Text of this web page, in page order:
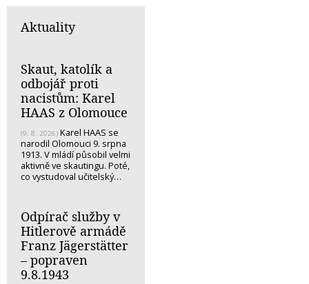
Aktuality
Skaut, katolík a
odbojář proti
nacistům: Karel
HAAS z Olomouce
(9. 8. 2026) Karel HAAS se
narodil Olomouci 9. srpna
1913. V mládí působil velmi
aktivně ve skautingu. Poté,
co vystudoval učitelský…
Odpírač služby v
Hitlerově armádě
Franz Jägerstätter
– popraven
9.8.1943